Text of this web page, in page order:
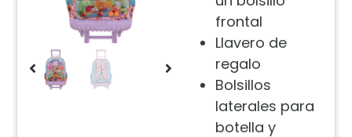
frontal
Llavero de
regalo
Bolsillos
laterales para
botella y